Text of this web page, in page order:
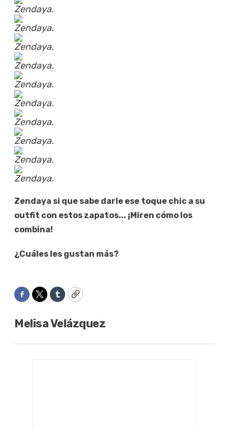
Zendaya.
Zendaya.
Zendaya.
Zendaya.
Zendaya.
Zendaya.
Zendaya.
Zendaya.
Zendaya.
Zendaya.
Zendaya si que sabe darle ese toque chic a su
outfit con estos zapatos... ¡Miren cómo los
combina!
¿Cuáles les gustan más?
Facebook
TwitterTumblrCopy
Melisa Velázquez